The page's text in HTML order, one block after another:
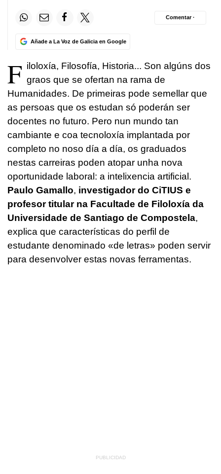
Añade a La Voz de Galicia en Google
Comentar ·
F iloloxía, Filosofía, Historia... Son algúns dos
graos que se ofertan na rama de
Humanidades. De primeiras pode semellar que
as persoas que os estudan só poderán ser
docentes no futuro. Pero nun mundo tan
cambiante e coa tecnoloxía implantada por
completo no noso día a día, os graduados
nestas carreiras poden atopar unha nova
oportunidade laboral: a intelixencia artificial.
Paulo Gamallo, investigador do CiTIUS e
profesor titular na Facultade de Filoloxía da
Universidade de Santiago de Compostela,
explica que características do perfil de
estudante denominado «de letras» poden servir
para desenvolver estas novas ferramentas.